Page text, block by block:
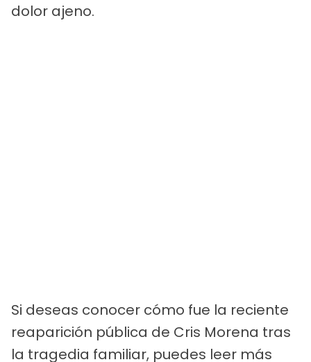
dolor ajeno.
Si deseas conocer cómo fue la reciente
reaparición pública de Cris Morena tras
la tragedia familiar, puedes leer más